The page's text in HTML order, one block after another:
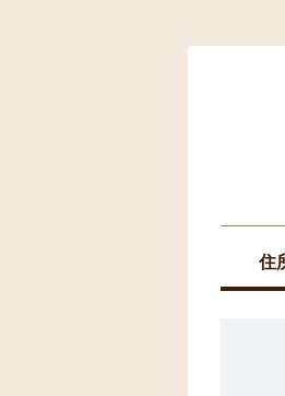
住